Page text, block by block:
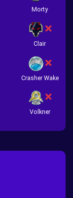
Morty
Clair
Crasher Wake
Volkner